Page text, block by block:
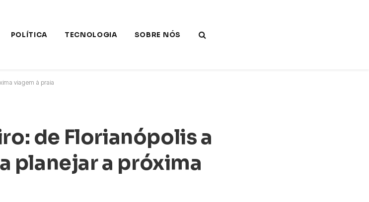
POLÍTICA TECNOLOGIA SOBRE NÓS
viagem à praia
de Florianópolis a
planejar a próxima